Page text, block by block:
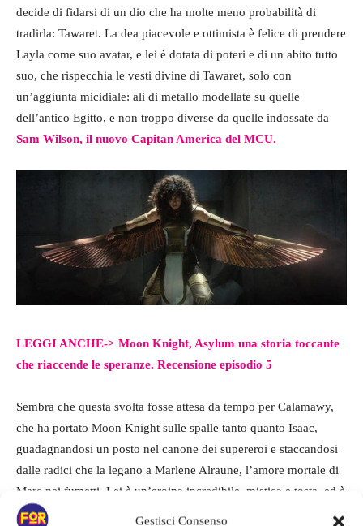
Gestisci Consenso
decide di fidarsi di un dio che ha molte meno probabilità di
tradirla: Tawaret. La dea piacevole e ottimista è felice di prendere
Layla come suo avatar, e lei è dotata di poteri e di un abito tutto
suo, che rispecchia le vesti divine di Tawaret, solo con
un’aggiunta micidiale: ali di metallo modellate su quelle
dell’antico Egitto, e non troppo diverse da quelle indossate da
Sam Wilson, il nuovo Capitan America del MCU.
LEGGI ANCHE-> Moon Knight, Asylum una storia toccante
che riaccende le speranze. Recensione episodio 5
Sembra che questa svolta fosse attesa da tempo per Calamawy,
che ha portato Moon Knight sulle spalle tanto quanto Isaac,
guadagnandosi un posto nel canone dei supereroi e staccandosi
dalle radici che la legano a Marlene Alraune, l’amore mortale di
Marc nei fumetti. Lei è un’eroina incredibile, mistica e tosta, ed è
esattamente ciò di cui Marc ha bisogno mentre inizia la resa dei